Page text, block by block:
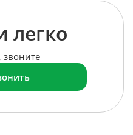
легко